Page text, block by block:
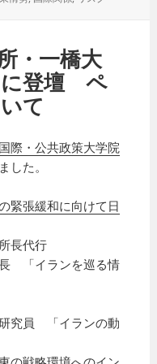
・一橋大
に登壇 ペ
て
際・公共政策大学院
した。
緊張緩和に向けて日
長代行
「イランを巡る情
究員 「イランの動